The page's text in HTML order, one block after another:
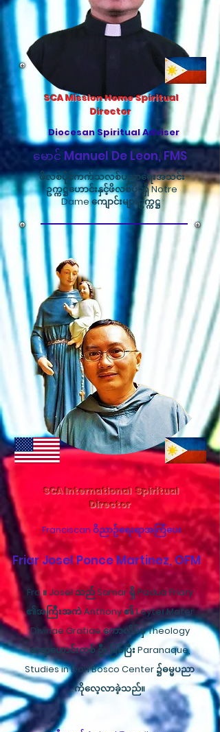
SCA Mission Home Spiritual
Director
Diocesan Spiritual Adviser
မောင် Manuel De Leon, FMS
ဖိလစ်ပိုင်ကက်သလစ်ပညာရေးအသင်း
ဥက္ကဋ္ဌဟောင်းနှင့်ဖိလစ်ပိုင်ရှိ Notre
Dame ကျောင်းများဥက္ကဋ္ဌ
SCA International Spiritual
Director
Franciscan ဝိညာဉ်ရေးရာအကြံပေး
Friar Josel Ponce Martinez, OFM
Fra ။ Josel သည် Samar ရှိ Padua Friary
၏အကြီးအကဲ Anthony ၏ Leyte၊ Mater
Divinae Gratiae ကောလိပ်မှ Theology
ဆရာဟောင်းတစ် ဦး ဖြစ်ပြီး Paranaque,
Studies in Don Bosco Center ၌ဓမ္မပညာ
ကိုလေ့လာခဲ့သည်။